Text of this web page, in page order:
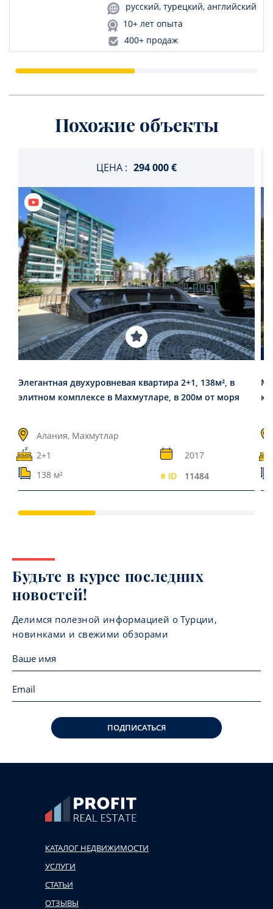
русский, турецкий, английский
10+ лет опыта
400+ продаж
Похожие объекты
ЦЕНА : 294 000 €
Элегантная двухуровневая квартира 2+1, 138м², в
элитном комплексе в Махмутларе, в 200м от моря
Алания, Махмутлар
2+1
2017
138 м²
# ID 11484
Будьте в курсе последних
новостей!
Делимся полезной информацией о Турции,
новинками и свежими обзорами
ПОДПИСАТЬСЯ
КАТАЛОГ НЕДВИЖИМОСТИ
УСЛУГИ
СТАТЬИ
ОТЗЫВЫ